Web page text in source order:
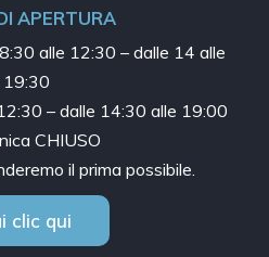
APERTURA
8:30 alle 12:30 – dalle 14 alle
19:30
– dalle 14:30 alle 19:00
CHIUSO
il prima possibile.
clic qui